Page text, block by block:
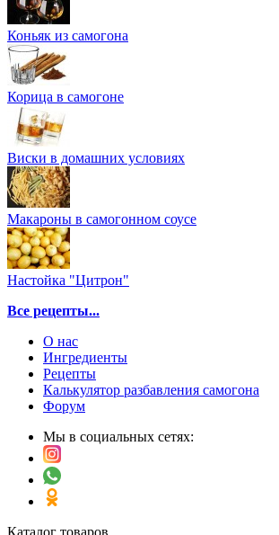
Коньяк из самогона
Корица в самогоне
Виски в домашних условиях
Макароны в самогонном соусе
Настойка "Цитрон"
Все рецепты...
О нас
Ингредиенты
Рецепты
Калькулятор разбавления самогона
Форум
Мы в социальных сетях:
Каталог товаров